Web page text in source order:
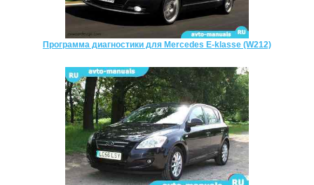
Программа диагностики для Mercedes E-klasse (W212)